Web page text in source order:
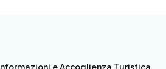
Informazioni e Accoglienza Turistica